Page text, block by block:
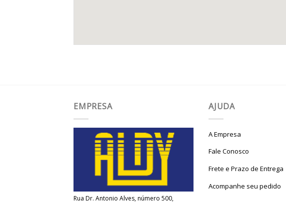
EMPRESA
Rua Dr. Antonio Alves, número 500,
AJUDA
A Empresa
Fale Conosco
Frete e Prazo de Entrega
Acompanhe seu pedido